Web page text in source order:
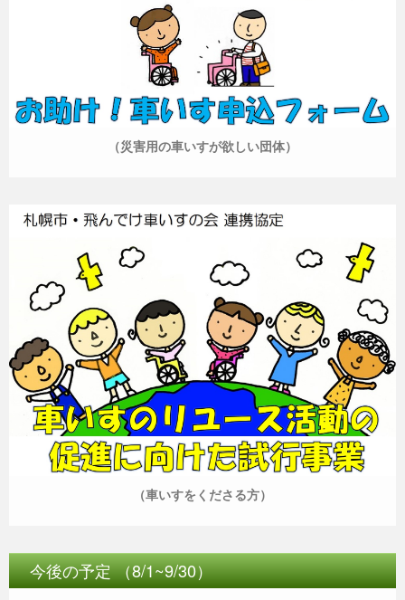
（災害用の車いすが欲しい団体）
（車いすをくださる方）
今後の予定 （8/1~9/30）